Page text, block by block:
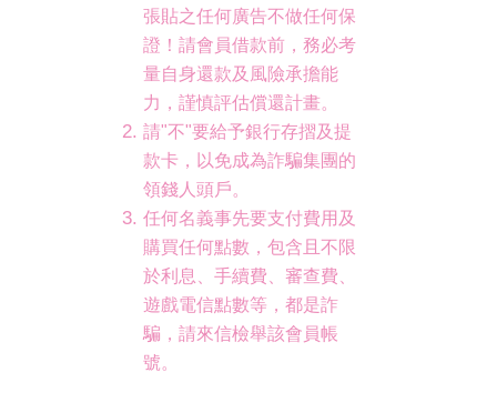
張貼之任何廣告不做任何保
證！請會員借款前，務必考
量自身還款及風險承擔能
力，謹慎評估償還計畫。
請"不"要給予銀行存摺及提
款卡，以免成為詐騙集團的
領錢人頭戶。
任何名義事先要支付費用及
購買任何點數，包含且不限
於利息、手續費、審查費、
遊戲電信點數等，都是詐
騙，請來信檢舉該會員帳
號。